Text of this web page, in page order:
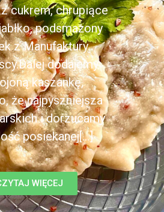
cukrem, chrupiące
podsmażony
z Manufaktury
dodajemy
kaszankę,
że najpyszniejsza
i dorzucamy
posiekanej[...]
WIĘCEJ